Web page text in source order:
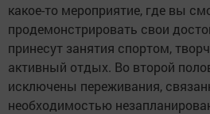
какое-то мероприятие, где вы
продемонстрировать свои
принесут занятия спортом,
активный отдых. Во второй
исключены переживания,
необходимостью